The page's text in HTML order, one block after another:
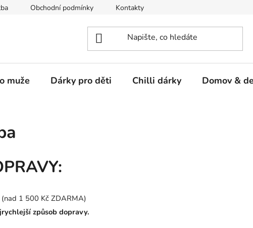
Obchodní podmínky Kontakty
muže Dárky pro děti Chilli dárky Domov &
(nad 1 500 Kč ZDARMA)
způsob dopravy.